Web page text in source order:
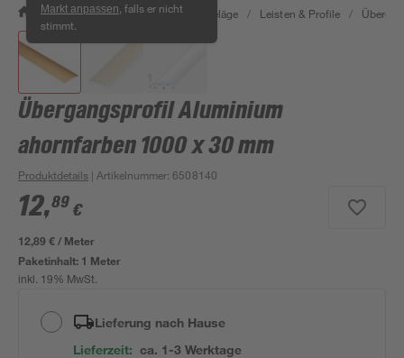
Markt anpassen , falls er nicht
stimmt.
/ Bauen & Renovieren / Bodenbeläge / Leisten & Profile /
Übergangsprofil Aluminium
ahornfarben 1000 x 30 mm
Produktdetails | Artikelnummer:6508140
12,89 €
12,89 € / Meter
Paketinhalt: 1 Meter
inkl. 19% MwSt.
Lieferung nach Hause
Lieferzeit: ca. 1-3 Werktage